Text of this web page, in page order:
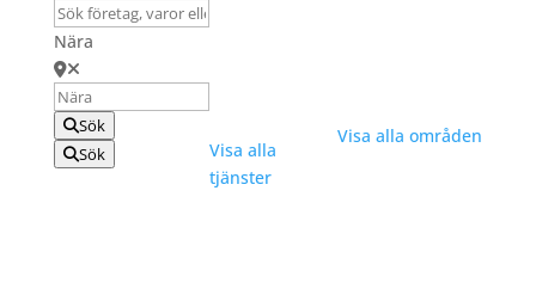
Nära
Sök
Sök
Visa alla
tjänster
Visa alla områden